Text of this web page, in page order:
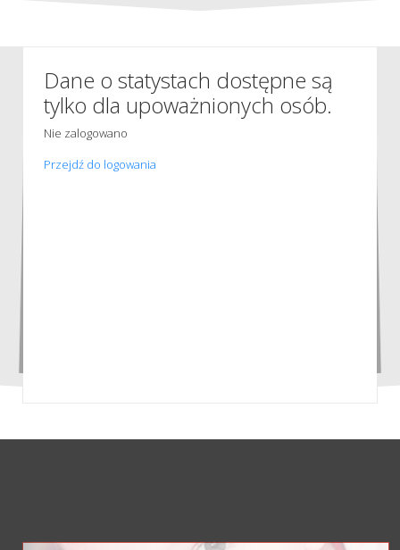
Dane o statystach dostępne są
tylko dla upoważnionych osób.
Nie zalogowano
Przejdź do logowania